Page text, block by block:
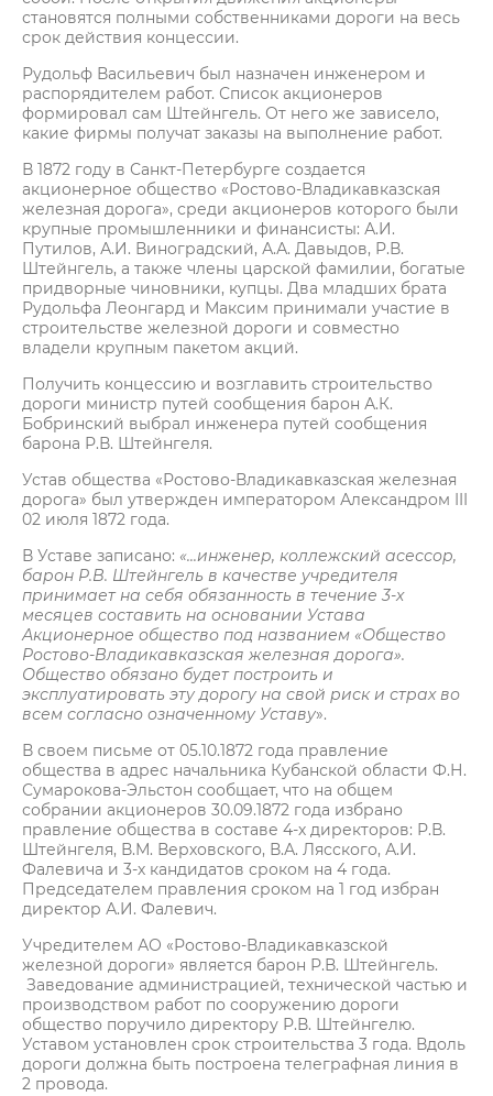
становятся полными собственниками дороги на весь
срок действия концессии.
Рудольф Васильевич был назначен инженером и
распорядителем работ. Список акционеров
формировал сам Штейнгель. От него же зависело,
какие фирмы получат заказы на выполнение работ.
В 1872 году в Санкт-Петербурге создается
акционерное общество «Ростово-Владикавказская
железная дорога», среди акционеров которого были
крупные промышленники и финансисты: А.И.
Путилов, А.И. Виноградский, А.А. Давыдов, Р.В.
Штейнгель, а также члены царской фамилии, богатые
придворные чиновники, купцы. Два младших брата
Рудольфа Леонгард и Максим принимали участие в
строительстве железной дороги и совместно
владели крупным пакетом акций.
Получить концессию и возглавить строительство
дороги министр путей сообщения барон А.К.
Бобринский выбрал инженера путей сообщения
барона Р.В. Штейнгеля.
Устав общества «Ростово-Владикавказская железная
дорога» был утвержден императором Александром III
02 июля 1872 года.
В Уставе записано: «...инженер, коллежский асессор,
барон Р.В. Штейнгель в качестве учредителя
принимает на себя обязанность в течение 3-х
месяцев составить на основании Устава
Акционерное общество под названием «Общество
Ростово-Владикавказская железная дорога».
Общество обязано будет построить и
эксплуатировать эту дорогу на свой риск и страх во
всем согласно означенному Уставу».
В своем письме от 05.10.1872 года правление
общества в адрес начальника Кубанской области Ф.Н.
Сумарокова-Эльстон сообщает, что на общем
собрании акционеров 30.09.1872 года избрано
правление общества в составе 4-х директоров: Р.В.
Штейнгеля, В.М. Верховского, В.А. Лясского, А.И.
Фалевича и 3-х кандидатов сроком на 4 года.
Председателем правления сроком на 1 год избран
директор А.И. Фалевич.
Учредителем АО «Ростово-Владикавказской
железной дороги» является барон Р.В. Штейнгель.
Заведование администрацией, технической частью и
производством работ по сооружению дороги
общество поручило директору Р.В. Штейнгелю.
Уставом установлен срок строительства 3 года. Вдоль
дороги должна быть построена телеграфная линия в
2 провода.